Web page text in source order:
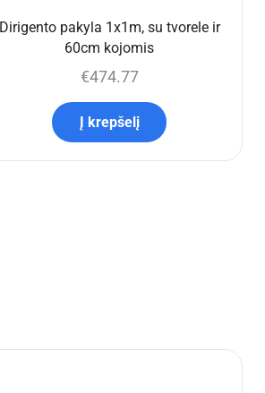
Dirigento pakyla 1x1m, su tvorele ir
60cm kojomis
€474.77
Į krepšelį